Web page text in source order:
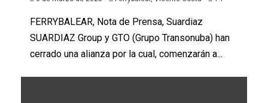
FERRYBALEAR, Nota de Prensa, Suardiaz
SUARDIAZ Group y GTO (Grupo Transonuba) han
cerrado una alianza por la cual, comenzarán a...